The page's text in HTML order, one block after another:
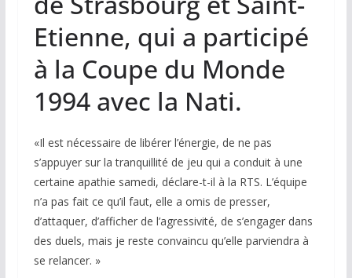
Etienne, qui a participé
à la Coupe du Monde
1994 avec la Nati.
«Il est nécessaire de libérer l’énergie, de ne pas
s’appuyer sur la tranquillité de jeu qui a conduit à une
certaine apathie samedi, déclare-t-il à la RTS. L’équipe
n’a pas fait ce qu’il faut, elle a omis de presser,
d’attaquer, d’afficher de l’agressivité, de s’engager dans
des duels, mais je reste convaincu qu’elle parviendra à
se relancer. »